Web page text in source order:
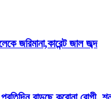
জরিমানা,কারেন্ট জাল জব্দ